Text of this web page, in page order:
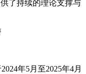
了持续的理论支撑与
年5月至2025年4月